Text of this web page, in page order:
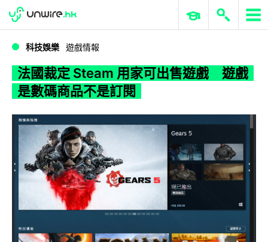
WWDC 2026 ERP 與商業 AI
科技娛樂 遊戲情報
法國裁定 Steam 用家可出售遊戲 遊戲
是數碼商品不是訂閱